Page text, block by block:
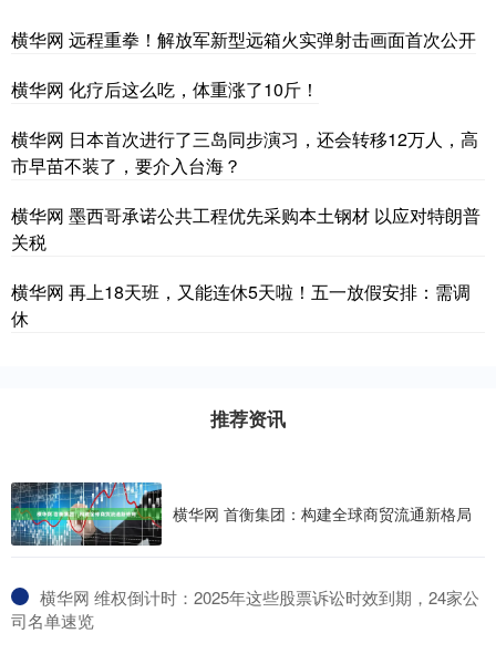
横华网 远程重拳！解放军新型远箱火实弹射击画面首次公开
横华网 化疗后这么吃，体重涨了10斤！
横华网 日本首次进行了三岛同步演习，还会转移12万人，高
市早苗不装了，要介入台海？
横华网 墨西哥承诺公共工程优先采购本土钢材 以应对特朗普
关税
横华网 再上18天班，又能连休5天啦！五一放假安排：需调
休
推荐资讯
横华网 首衡集团：构建全球商贸流通新格局
​横华网 维权倒计时：2025年这些股票诉讼时效到期，24家公
司名单速览